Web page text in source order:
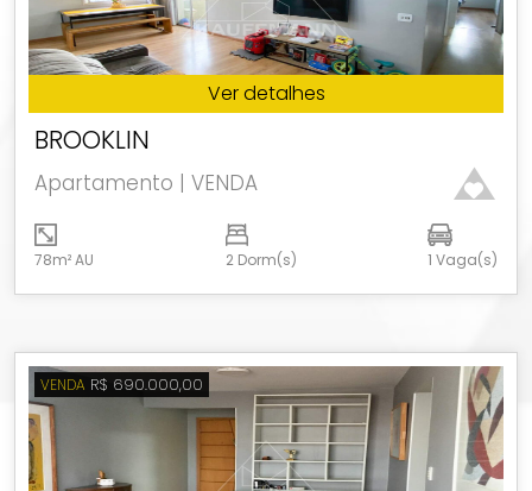
Ver detalhes
BROOKLIN
Apartamento | VENDA
78m² AU 2 Dorm(s) 1 Vaga(s)
VENDA R$ 690.000,00